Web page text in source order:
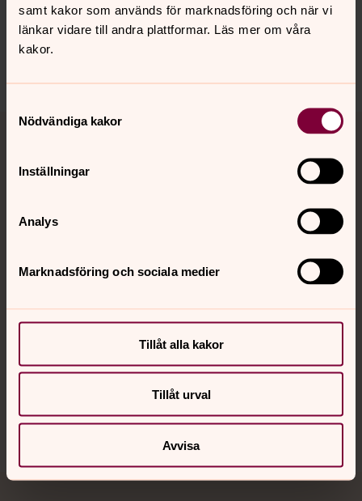
samt kakor som används för marknadsföring och när vi
länkar vidare till andra plattformar. Läs mer om våra
kakor.
Nödvändiga kakor
Inställningar
Analys
Marknadsföring och sociala medier
Tillåt alla kakor
Tillåt urval
Avvisa
hedvigeleonoraoscars.forsamling@svenskakyrkan.se
Dela
Tillbaka till toppen
Tillbaka till innehållet
Hitta snabbt